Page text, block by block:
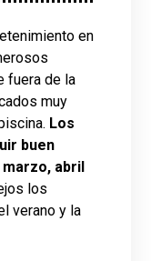
en
fuera de la
muy
Los
buen
abril
los
verano y la